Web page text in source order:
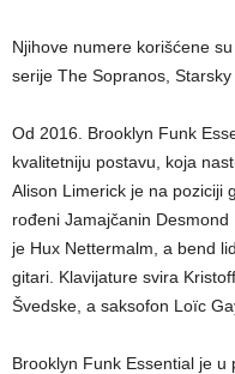
Njihove numere korišćene
serije The Sopranos,
Od 2016. Brooklyn Funk
kvalitetniju postavu, koja
Alison Limerick je na poziciji
rođeni Jamajčanin
je Hux Nettermalm, a bend
gitari. Klavijature svira
Švedske, a saksofon Loïc
Brooklyn Funk Essential je